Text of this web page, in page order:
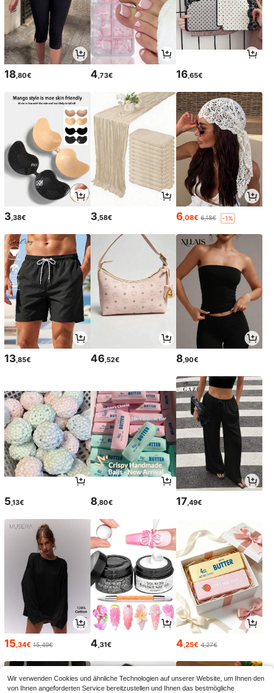
18 ,80€ 4 ,73€ 16 ,65€
3,38€ 3,58€ 6,08€ 6,18€ -1%
13,85€ 46,52€ 8,90€
5 ,13€ 8,80€ 17 ,49€
15 ,34€ 15,49€ 4 ,31€ 4 ,25€ 4,27€
Wir verwenden Cookies und ähnliche Technologien auf unserer Website, um Ihnen den
von Ihnen angeforderten Service bereitzustellen und Ihnen das bestmögliche